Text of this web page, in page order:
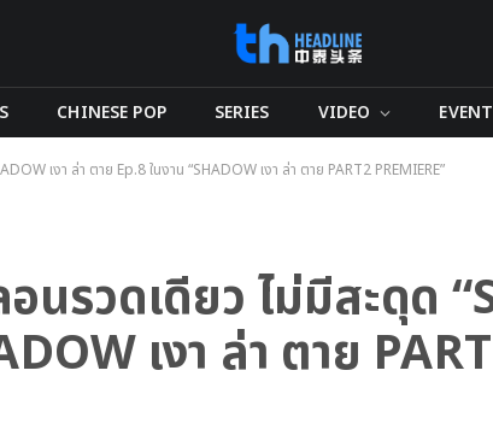
CHINESE POP SERIES VIDEO EVENT
เงา ล่า ตาย Ep.8 ในงาน “SHADOW เงา ล่า ตาย PART2 PREMIERE”
รวดเดียว ไม่มีสะดุด
เงา ล่า ตาย